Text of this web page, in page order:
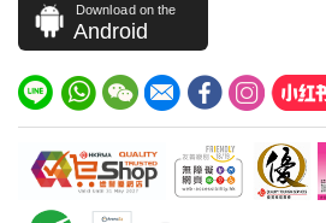
Download on the
Android